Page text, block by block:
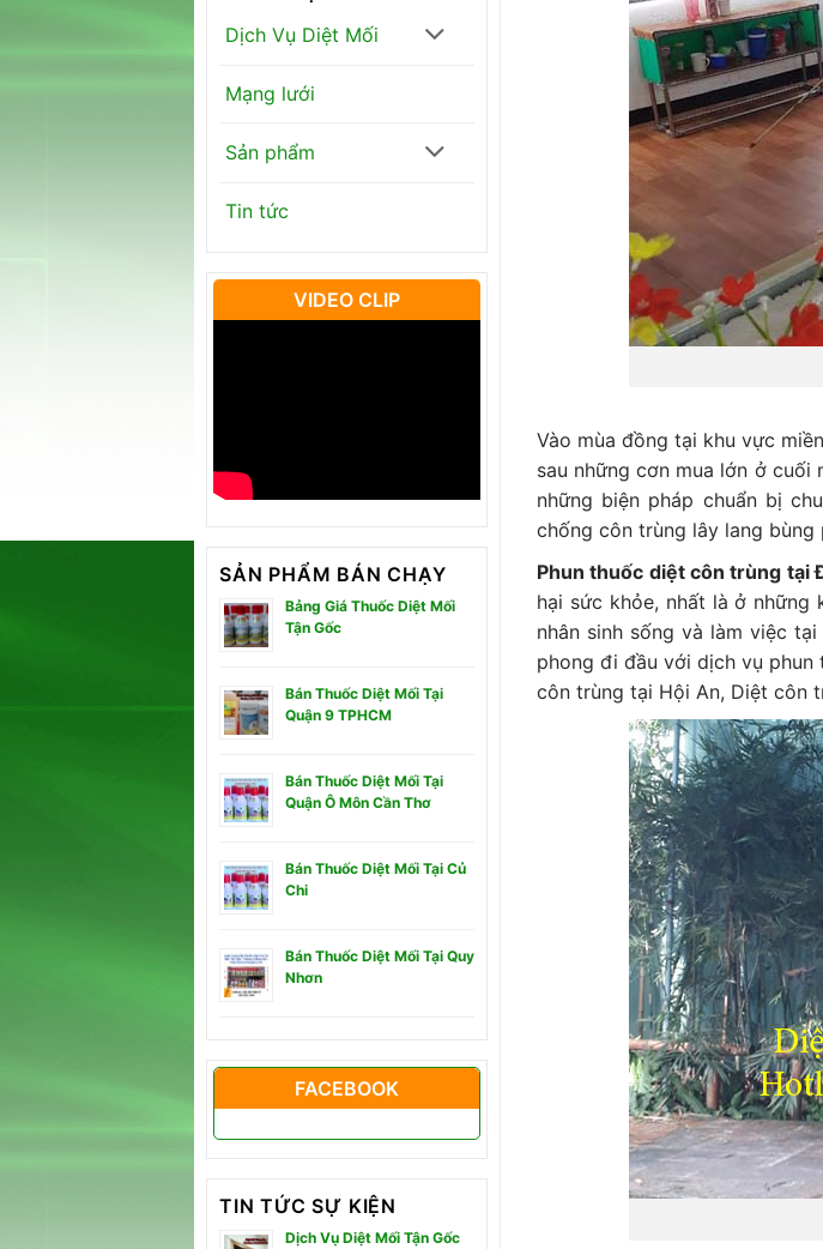
Dịch Vụ Diệt Mối
Mạng lưới
Sản phẩm
Tin tức
VIDEO CLIP
SẢN PHẨM BÁN CHẠY
Bảng Giá Thuốc Diệt Mối
Tận Gốc
Bán Thuốc Diệt Mối Tại
Quận 9 TPHCM
Bán Thuốc Diệt Mối Tại
Quận Ô Môn Cần Thơ
Bán Thuốc Diệt Mối Tại Củ
Chi
Bán Thuốc Diệt Mối Tại Quy
Nhơn
FACEBOOK
TIN TỨC SỰ KIỆN
Dịch Vụ Diệt Mối Tận Gốc
Vào mùa đồng tại khu vực
sau những cơn mua lớn ở cuối
những biện pháp chuẩn bị
chống côn trùng lây lang bùng
Phun thuốc diệt côn trùng tại
hại sức khỏe, nhất là ở những
nhân sinh sống và làm việc
phong đi đầu với dịch vụ
côn trùng tại Hội An, Diệt côn